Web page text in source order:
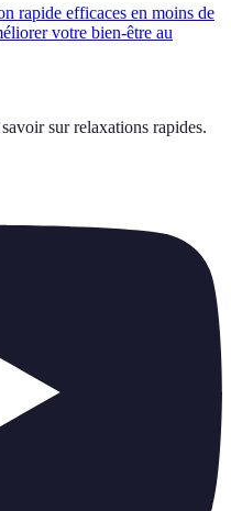
rapide efficaces en moins de
votre bien-être au
sur relaxations rapides.